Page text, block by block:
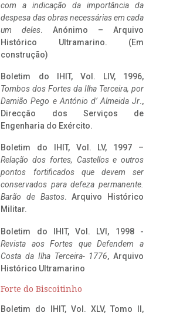
com a indicação da importância da
despesa das obras necessárias em cada
um deles. Anónimo – Arquivo
Histórico Ultramarino. (Em
construção)
Boletim do IHIT, Vol. LIV, 1996,
Tombos dos Fortes da Ilha Terceira, por
Damião Pego e António d’ Almeida Jr.,
Direcção dos Serviços de
Engenharia do Exército.
Boletim do IHIT, Vol. LV, 1997 –
Relação dos fortes, Castellos e outros
pontos fortificados que devem ser
conservados para defeza permanente.
Barão de Bastos. Arquivo Histórico
Militar.
Boletim do IHIT, Vol. LVI, 1998 -
Revista aos Fortes que Defendem a
Costa da Ilha Terceira- 1776, Arquivo
Histórico Ultramarino
Forte do Biscoitinho
Boletim do IHIT, Vol. XLV, Tomo II,